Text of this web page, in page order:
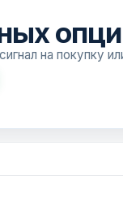
на покупку